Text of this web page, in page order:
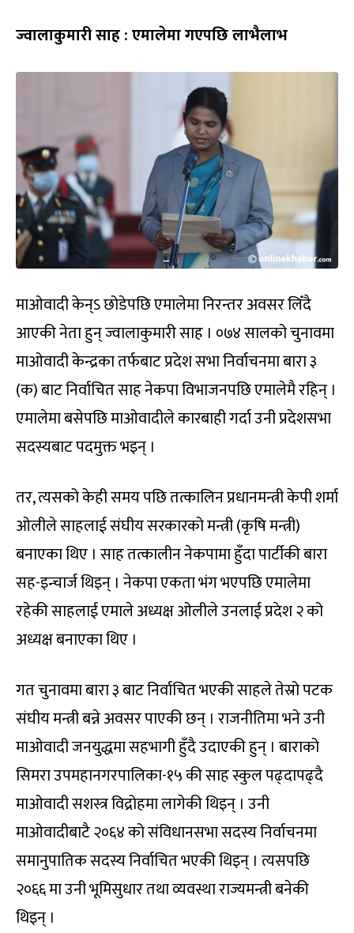
ज्वालाकुमारी साह : एमालेमा गएपछि लाभैलाभ
माओवादी केन्ऽ छोडेपछि एमालेमा निरन्तर अवसर लिँदै
आएकी नेता हुन् ज्वालाकुमारी साह । ०७४ सालको चुनावमा
माओवादी केन्द्रका तर्फबाट प्रदेश सभा निर्वाचनमा बारा ३
(क) बाट निर्वाचित साह नेकपा विभाजनपछि एमालेमै रहिन् ।
एमालेमा बसेपछि माओवादीले कारबाही गर्दा उनी प्रदेशसभा
सदस्यबाट पदमुक्त भइन् ।
तर, त्यसको केही समय पछि तत्कालिन प्रधानमन्त्री केपी शर्मा
ओलीले साहलाई संघीय सरकारको मन्त्री (कृषि मन्त्री)
बनाएका थिए । साह तत्कालीन नेकपामा हुँदा पार्टीकी बारा
सह-इन्चार्ज थिइन् । नेकपा एकता भंग भएपछि एमालेमा
रहेकी साहलाई एमाले अध्यक्ष ओलीले उनलाई प्रदेश २ को
अध्यक्ष बनाएका थिए ।
गत चुनावमा बारा ३ बाट निर्वाचित भएकी साहले तेस्रो पटक
संघीय मन्त्री बन्ने अवसर पाएकी छन् । राजनीतिमा भने उनी
माओवादी जनयुद्धमा सहभागी हुँदै उदाएकी हुन् । बाराको
सिमरा उपमहानगरपालिका-१५ की साह स्कुल पढ्दापढ्दै
माओवादी सशस्त्र विद्रोहमा लागेकी थिइन् । उनी
माओवादीबाटै २०६४ को संविधानसभा सदस्य निर्वाचनमा
समानुपातिक सदस्य निर्वाचित भएकी थिइन् । त्यसपछि
२०६६ मा उनी भूमिसुधार तथा व्यवस्था राज्यमन्त्री बनेकी
थिइन् ।